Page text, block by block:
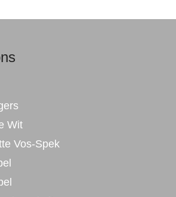
Wit
Vos-Spek